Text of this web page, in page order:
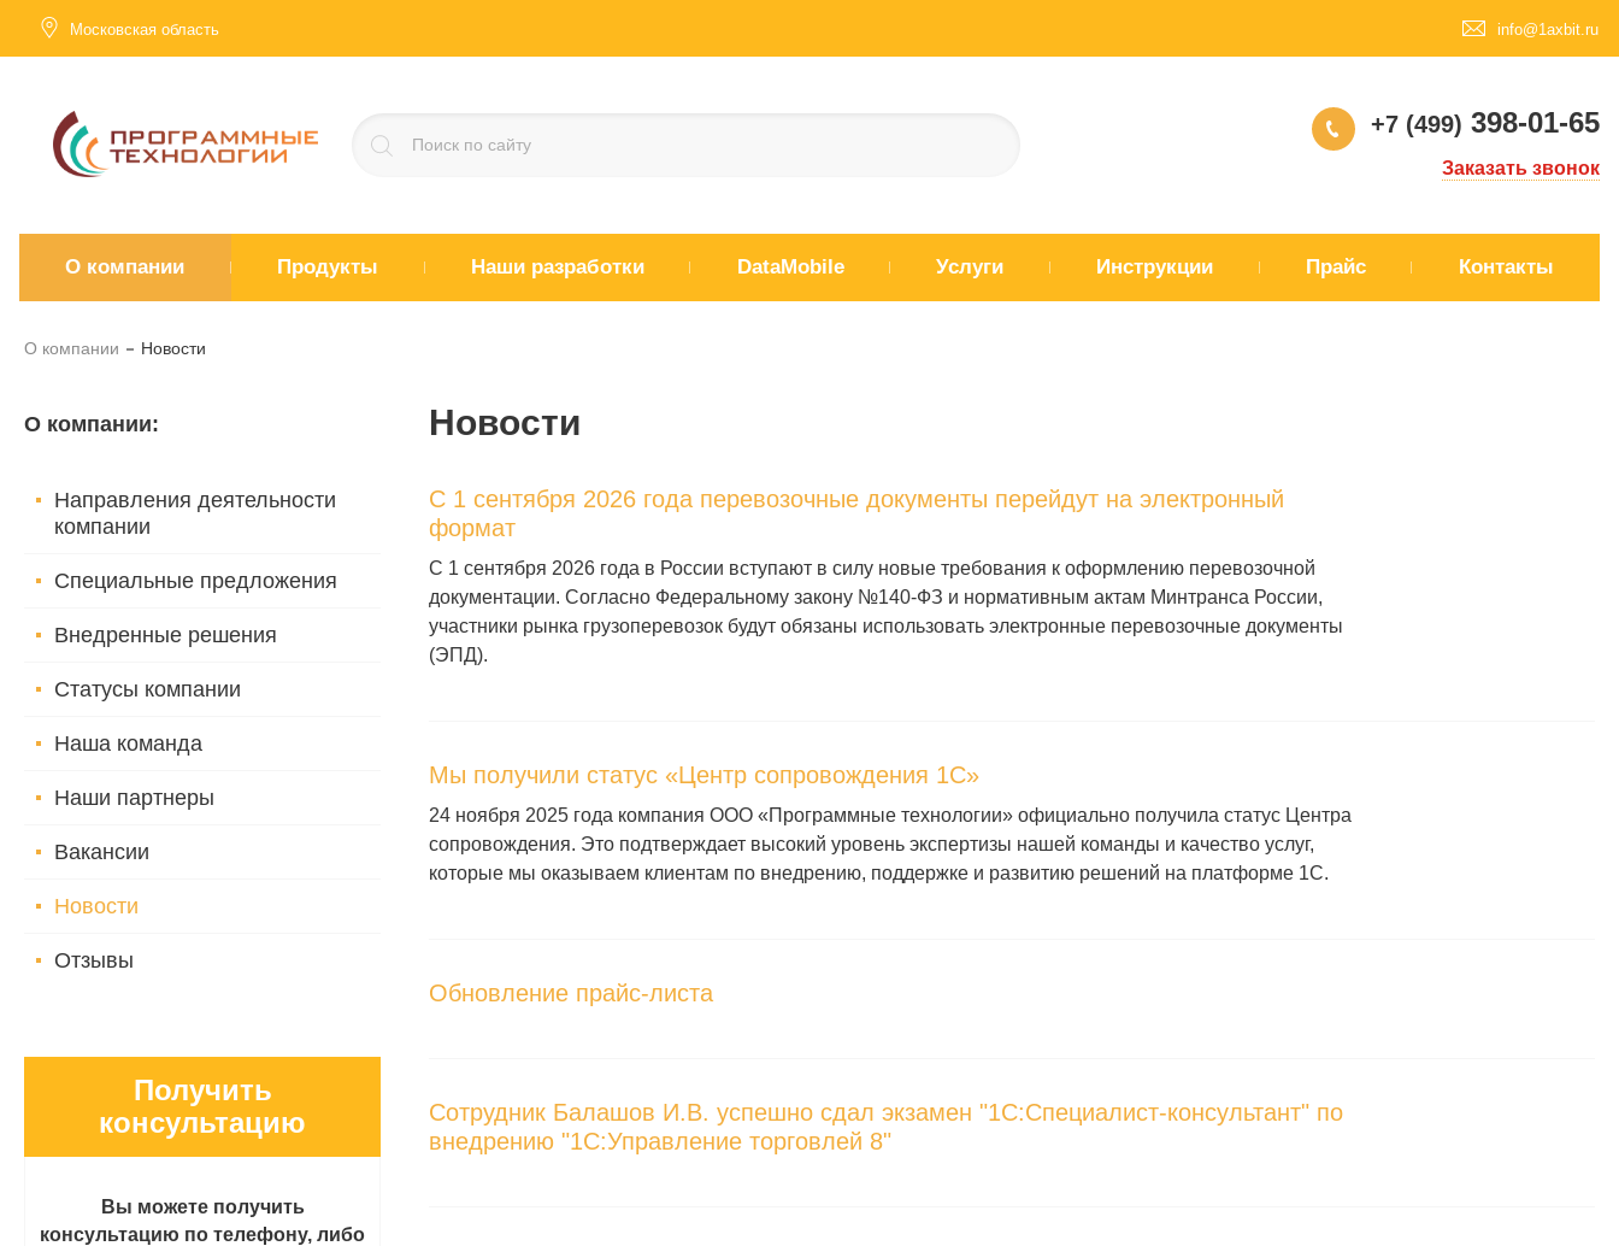
Московская область info@1axbit.ru
+7 (499) 398-01-65
Заказать звонок
О компании Продукты Наши разработки DataMobile Услуги Инструкции Прайс Контакты
О компании Новости
О компании:
Направления деятельности
компании
Специальные предложения
Внедренные решения
Статусы компании
Наша команда
Наши партнеры
Вакансии
Новости
Отзывы
Получить
консультацию
Вы можете получить
консультацию по телефону, либо
Новости
С 1 сентября 2026 года перевозочные документы перейдут на электронный
формат
С 1 сентября 2026 года в России вступают в силу новые требования к оформлению перевозочной
документации. Согласно Федеральному закону №140-ФЗ и нормативным актам Минтранса России,
участники рынка грузоперевозок будут обязаны использовать электронные перевозочные документы
(ЭПД).
Мы получили статус «Центр сопровождения 1С»
24 ноября 2025 года компания ООО «Программные технологии» официально получила статус Центра
сопровождения. Это подтверждает высокий уровень экспертизы нашей команды и качество услуг,
которые мы оказываем клиентам по внедрению, поддержке и развитию решений на платформе 1С.
Обновление прайс-листа
Сотрудник Балашов И.В. успешно сдал экзамен "1С:Специалист-консультант" по
внедрению "1С:Управление торговлей 8"